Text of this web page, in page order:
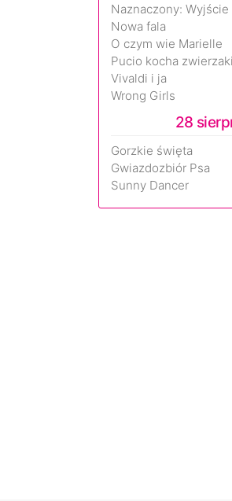
Nowa fala
O czym wie Marielle
Pucio kocha zwierzaki
Vivaldi i ja
Wrong Girls
28
Gorzkie święta
Gwiazdozbiór Psa
Sunny Dancer